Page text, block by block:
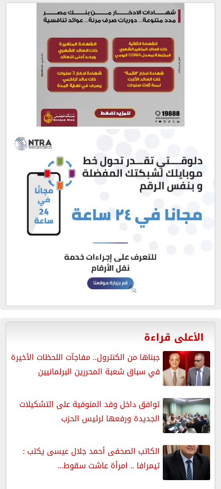
الأعلى قراءة
جبناها من الكنترول.. مفاجآت اللحظات الأخيرة
في سباق شعبة المحررين البرلمانيين
توافق داخل وفد المنوفية على التشكيلات
الجديدة ورفعها لرئيس الحزب
الكاتب الصحفى أحمد جلال عيسى يكتب :
تيمرافا .. امرأة عاشت سقوط...